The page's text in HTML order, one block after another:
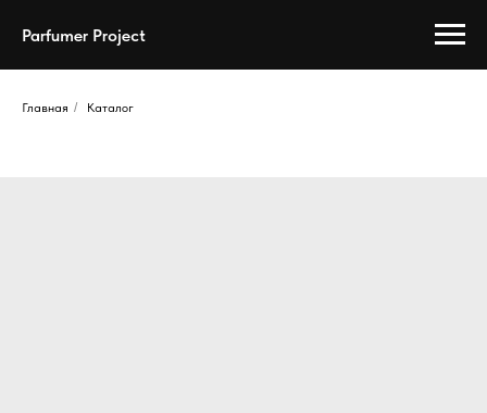
Parfumer Project
Главная / Каталог